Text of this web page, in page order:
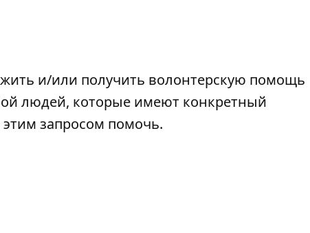
и/или получить волонтерскую помощь
людей, которые имеют конкретный
этим запросом помочь.